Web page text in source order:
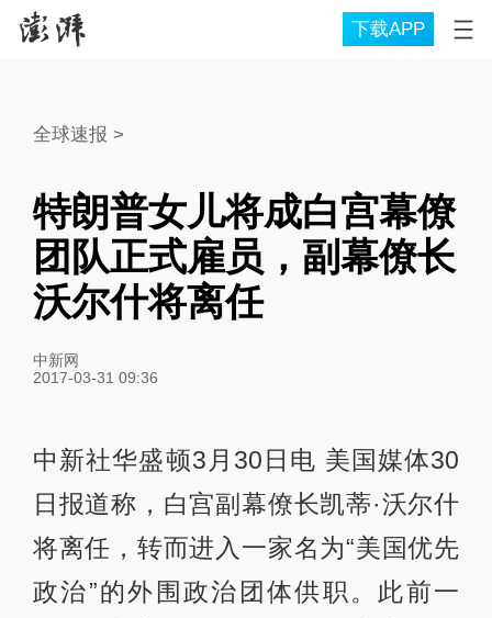
下载APP
全球速报 >
特朗普女儿将成白宫幕僚
团队正式雇员，副幕僚长
沃尔什将离任
中新网
2017-03-31 09:36
中新社华盛顿3月30日电 美国媒体30
日报道称，白宫副幕僚长凯蒂·沃尔什
将离任，转而进入一家名为“美国优先
政治”的外围政治团体供职。此前一